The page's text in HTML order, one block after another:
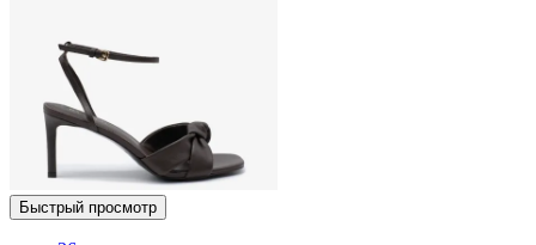
Быстрый просмотр